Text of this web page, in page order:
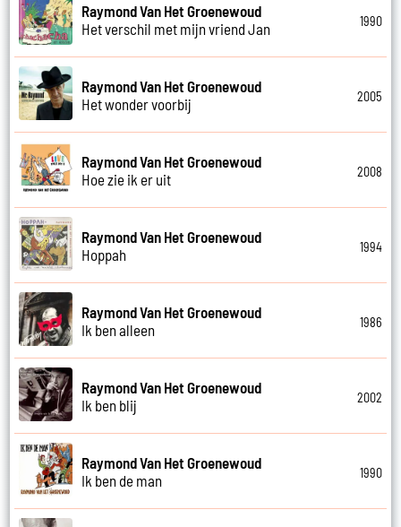
Raymond Van Het Groenewoud
Het verschil met mijn vriend Jan
1990
Raymond Van Het Groenewoud
Het wonder voorbij
2005
Raymond Van Het Groenewoud
Hoe zie ik er uit
2008
Raymond Van Het Groenewoud
Hoppah
1994
Raymond Van Het Groenewoud
Ik ben alleen
1986
Raymond Van Het Groenewoud
Ik ben blij
2002
Raymond Van Het Groenewoud
Ik ben de man
1990